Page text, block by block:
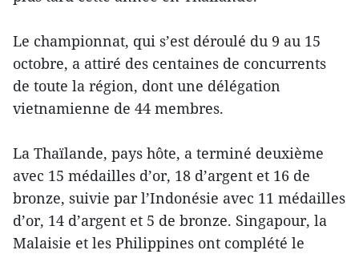
Le championnat, qui s’est déroulé du 9 au 15
octobre, a attiré des centaines de concurrents
de toute la région, dont une délégation
vietnamienne de 44 membres.
La Thaïlande, pays hôte, a terminé deuxième
avec 15 médailles d’or, 18 d’argent et 16 de
bronze, suivie par l’Indonésie avec 11 médailles
d’or, 14 d’argent et 5 de bronze. Singapour, la
Malaisie et les Philippines ont complété le